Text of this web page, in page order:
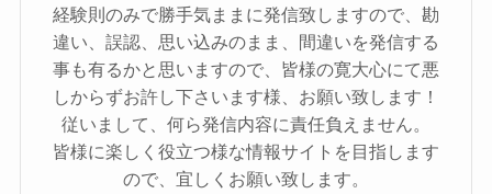
経験則のみで勝手気ままに発信致しますので、勘
違い、誤認、思い込みのまま、間違いを発信する
事も有るかと思いますので、皆様の寛大心にて悪
しからずお許し下さいます様、お願い致します！
従いまして、何ら発信内容に責任負えません。
皆様に楽しく役立つ様な情報サイトを目指します
ので、宜しくお願い致します。